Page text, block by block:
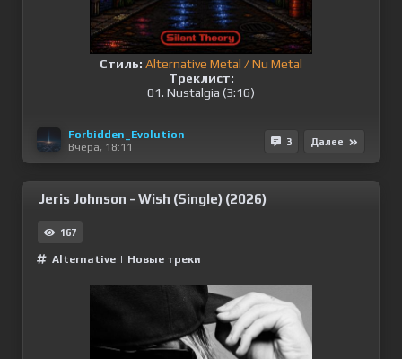
Стиль: Alternative Metal / Nu Metal
Треклист:
01. Nustalgia (3:16)
Forbidden_Evolution
Вчера, 18:11
3 Далее
Jeris Johnson - Wish (Single) (2026)
167
Alternative | Новые треки